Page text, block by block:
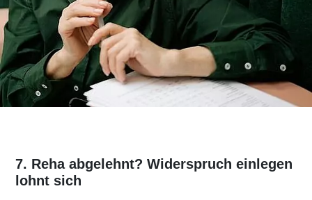
7. Reha abgelehnt? Widerspruch einlegen
lohnt sich